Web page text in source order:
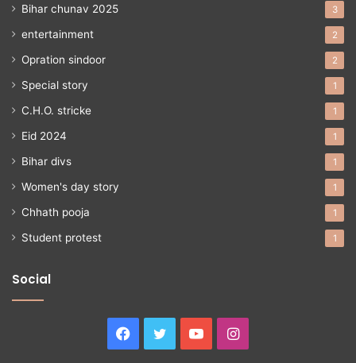
Bihar chunav 2025 3
entertainment 2
Opration sindoor 2
Special story 1
C.H.O. stricke 1
Eid 2024 1
Bihar divs 1
Women's day story 1
Chhath pooja 1
Student protest 1
Social
Facebook
Twitter YouTubeInstagram